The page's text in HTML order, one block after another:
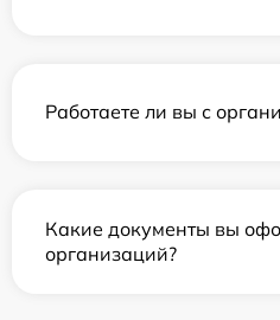
Работаете ли вы с
Какие документы вы
организаций?